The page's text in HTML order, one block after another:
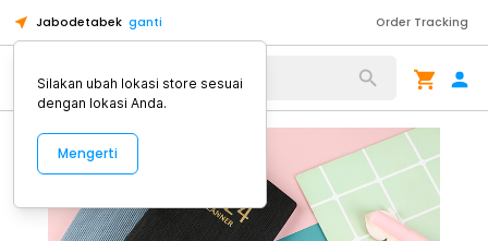
Jabodetabek ganti Order Tracking
Alat Kopi
Silakan ubah lokasi store sesuai
dengan lokasi Anda.
Mengerti